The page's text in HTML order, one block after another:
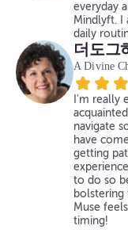
everyday
Mindlyft. I
daily
더도그
A Divine
I'm really
navigate
have
getting
to do so
Muse
timing!